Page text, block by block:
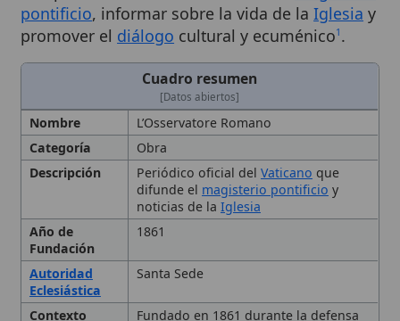
Cuadro resumen
[Datos abiertos]
Nombre L’Osservatore Romano
Descripción
Periódico oficial delVaticanoque
difunde elmagisterio pontificio
noticias de la
Año de
Fundación
1861
Eclesiástica
Santa Sede
Contexto
Histórico de la libertad papal; adquirido por la
Santa Sede tras la pérdida del poder
Creador Nicola Zanchini y Giuseppe Bastia